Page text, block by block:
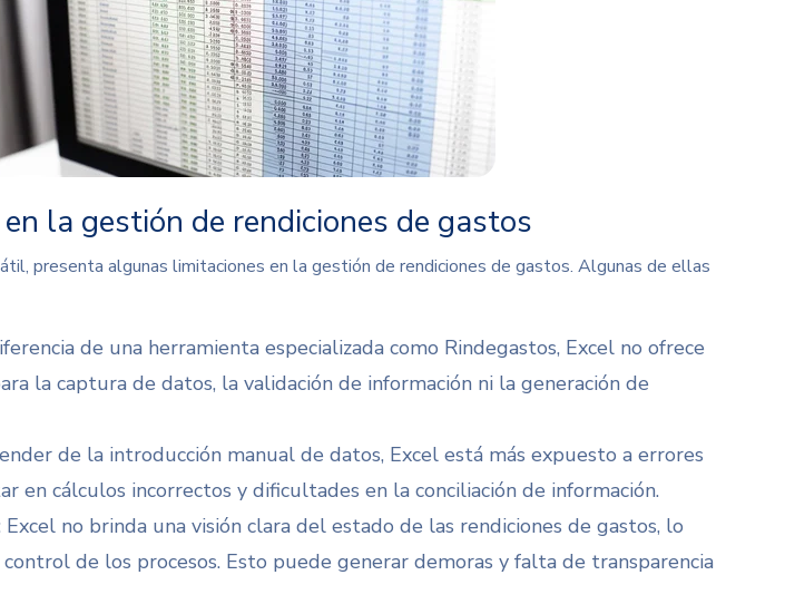
la gestión de rendiciones de gastos
presenta algunas limitaciones en la gestión de rendiciones de gastos. Algunas de ellas
de una herramienta especializada como Rindegastos, Excel no ofrece
la captura de datos, la validación de información ni la generación de
de la introducción manual de datos, Excel está más expuesto a errores
en cálculos incorrectos y dificultades en la conciliación de información.
no brinda una visión clara del estado de las rendiciones de gastos, lo
de los procesos. Esto puede generar demoras y falta de transparencia